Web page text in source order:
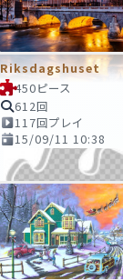
Riksdagshuset
450ピース
612回
117回プレイ
15/09/11 10:38